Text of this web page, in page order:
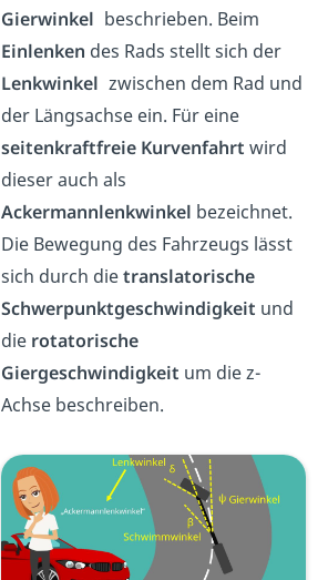
Gierwinkel beschrieben. Beim
Einlenken des Rads stellt sich der
Lenkwinkel zwischen dem Rad und
der Längsachse ein. Für eine
seitenkraftfreie Kurvenfahrt wird
dieser auch als
Ackermannlenkwinkel bezeichnet.
Die Bewegung des Fahrzeugs lässt
sich durch dietranslatorische
Schwerpunktgeschwindigkeit und
die rotatorische
Giergeschwindigkeit um die z-
Achse beschreiben.